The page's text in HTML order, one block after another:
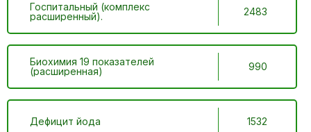
Госпитальный (комплекс
расширенный).
2483
Биохимия 19 показателей
(расширенная)
990
Дефицит йода 1532